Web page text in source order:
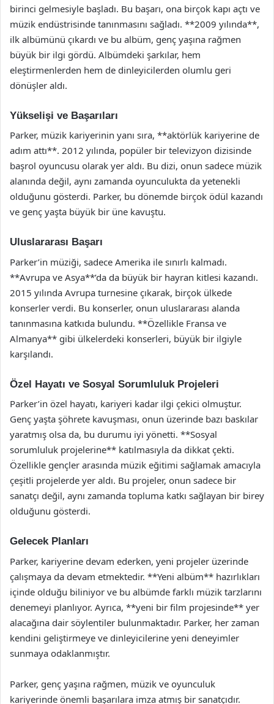
birinci gelmesiyle başladı. Bu başarı, ona birçok kapı açtı ve
müzik endüstrisinde tanınmasını sağladı. **2009 yılında**,
ilk albümünü çıkardı ve bu albüm, genç yaşına rağmen
büyük bir ilgi gördü. Albümdeki şarkılar, hem
eleştirmenlerden hem de dinleyicilerden olumlu geri
dönüşler aldı.
Yükselişi ve Başarıları
Parker, müzik kariyerinin yanı sıra, **aktörlük kariyerine de
adım attı**. 2012 yılında, popüler bir televizyon dizisinde
başrol oyuncusu olarak yer aldı. Bu dizi, onun sadece müzik
alanında değil, aynı zamanda oyunculukta da yetenekli
olduğunu gösterdi. Parker, bu dönemde birçok ödül kazandı
ve genç yaşta büyük bir üne kavuştu.
Uluslararası Başarı
Parker’in müziği, sadece Amerika ile sınırlı kalmadı.
**Avrupa ve Asya**’da da büyük bir hayran kitlesi kazandı.
2015 yılında Avrupa turnesine çıkarak, birçok ülkede
konserler verdi. Bu konserler, onun uluslararası alanda
tanınmasına katkıda bulundu. **Özellikle Fransa ve
Almanya** gibi ülkelerdeki konserleri, büyük bir ilgiyle
karşılandı.
Özel Hayatı ve Sosyal Sorumluluk Projeleri
Parker’in özel hayatı, kariyeri kadar ilgi çekici olmuştur.
Genç yaşta şöhrete kavuşması, onun üzerinde bazı baskılar
yaratmış olsa da, bu durumu iyi yönetti. **Sosyal
sorumluluk projelerine** katılmasıyla da dikkat çekti.
Özellikle gençler arasında müzik eğitimi sağlamak amacıyla
çeşitli projelerde yer aldı. Bu projeler, onun sadece bir
sanatçı değil, aynı zamanda topluma katkı sağlayan bir birey
olduğunu gösterdi.
Gelecek Planları
Parker, kariyerine devam ederken, yeni projeler üzerinde
çalışmaya da devam etmektedir. **Yeni albüm** hazırlıkları
içinde olduğu biliniyor ve bu albümde farklı müzik tarzlarını
denemeyi planlıyor. Ayrıca, **yeni bir film projesinde** yer
alacağına dair söylentiler bulunmaktadır. Parker, her zaman
kendini geliştirmeye ve dinleyicilerine yeni deneyimler
sunmaya odaklanmıştır.
Parker, genç yaşına rağmen, müzik ve oyunculuk
kariyerinde önemli başarılara imza atmış bir sanatçıdır.